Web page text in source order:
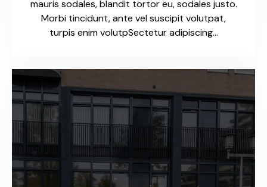
mauris sodales, blandit tortor eu, sodales justo.
Morbi tincidunt, ante vel suscipit volutpat,
turpis enim volutpSectetur adipiscing…